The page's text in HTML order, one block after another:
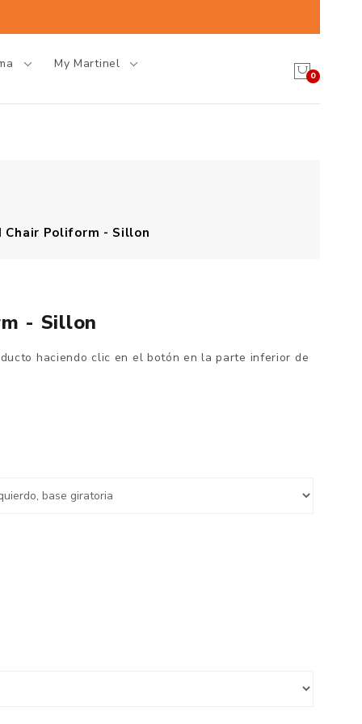
My Martinel
0
Chair Poliform - Sillon
- Sillon
haciendo clic en el botón en la parte inferior de